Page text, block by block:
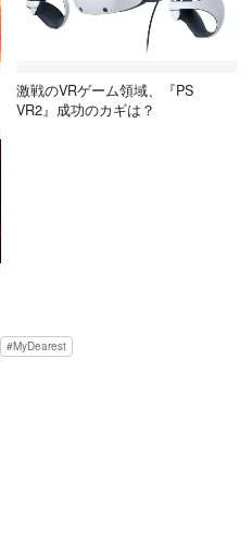
激戦のVRゲーム領域、『PS
VR2』成功のカギは？
MyDearest